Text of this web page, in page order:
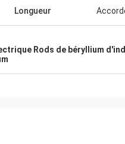
Longueur
Rods de béryllium